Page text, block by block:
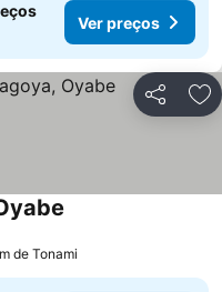
Ver preços
Partilhar
de Tonami